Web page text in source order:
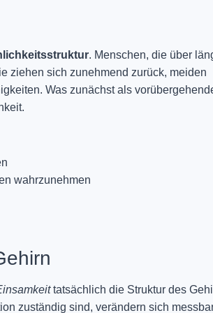
. Menschen, die über
ziehen sich zunehmend zurück, meiden
Was zunächst als
wahrzunehmen
tatsächlich die Struktur des
zuständig sind, verändern sich